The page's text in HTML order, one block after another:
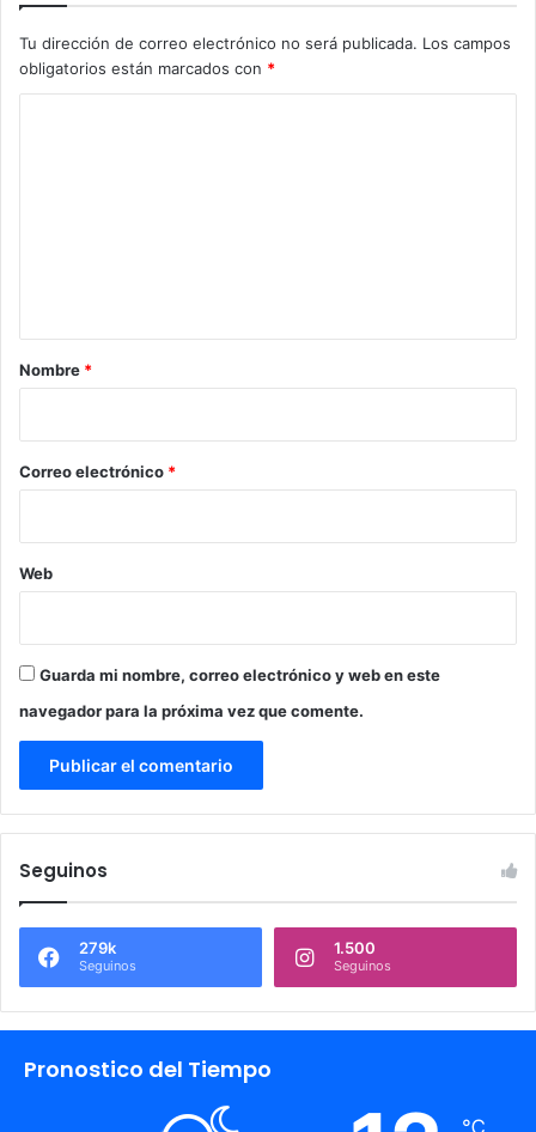
Tu dirección de correo electrónico no será publicada. Los campos
obligatorios están marcados con *
r
*
Nombre *
Correo electrónico *
Web
Guarda mi nombre, correo electrónico y web en este
navegador para la próxima vez que comente.
Seguinos
279k
Seguinos
1.500
Seguinos
Pronostico del Tiempo